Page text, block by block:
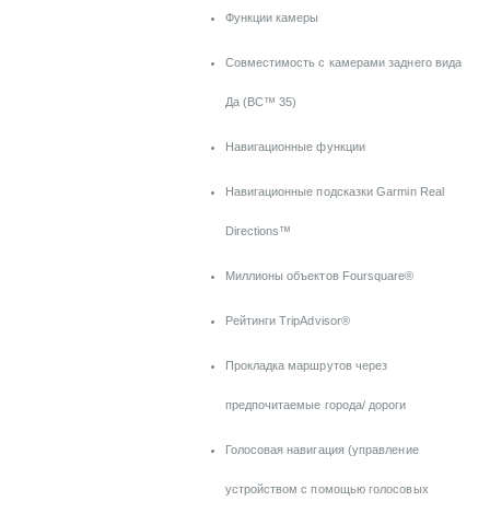
Функции камеры
Совместимость с камерами заднего вида
Да (BC™ 35)
Навигационные функции
Навигационные подсказки Garmin Real
Directions™
Миллионы объектов Foursquare®
Рейтинги TripAdvisor®
Прокладка маршрутов через
предпочитаемые города/ дороги
Голосовая навигация (управление
устройством с помощью голосовых